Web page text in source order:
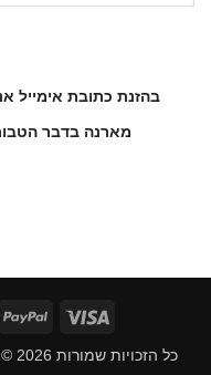
בהזנת כתובת אימייל
מארנה בדבר
Visa
כל הזכויות שמורות 2026 ©